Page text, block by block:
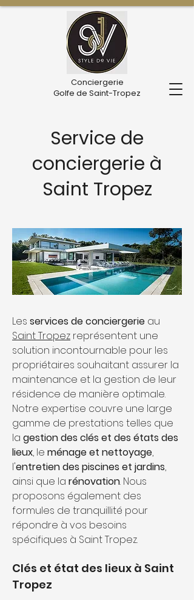
Conciergerie
Golfe de Saint-Tropez
Service de
conciergerie à
Saint Tropez
Les services de conciergerie au
Saint Tropez représentent une
solution incontournable pour les
propriétaires souhaitant assurer la
maintenance et la gestion de leur
résidence de manière optimale.
Notre expertise couvre une large
gamme de prestations telles que
la gestion des clés et des états des
lieux, le ménage et nettoyage,
l'entretien des piscines et jardins,
ainsi que la rénovation. Nous
proposons également des
formules de tranquillité pour
répondre à vos besoins
spécifiques à Saint Tropez.
Clés et état des lieux à Saint
Tropez